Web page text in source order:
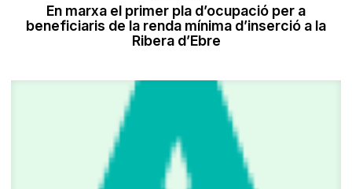
En marxa el primer pla d’ocupació per a
beneficiaris de la renda mínima d’inserció a la
Ribera d’Ebre